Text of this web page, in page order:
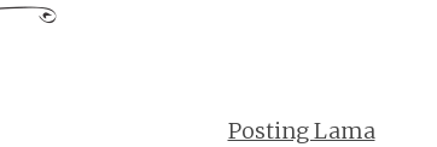
Posting Lama